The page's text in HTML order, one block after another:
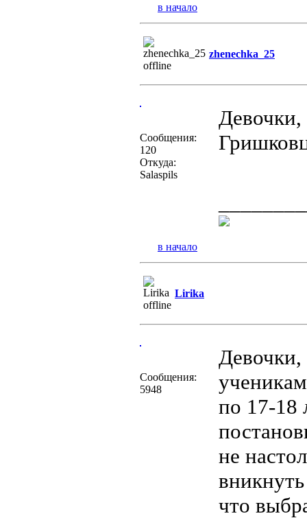
в начало
zhenechka_25
Сообщения:
120
Откуда:
Salaspils
в начало
Lirika
Сообщения:
5948
Девочки,
по 17-18
не
что